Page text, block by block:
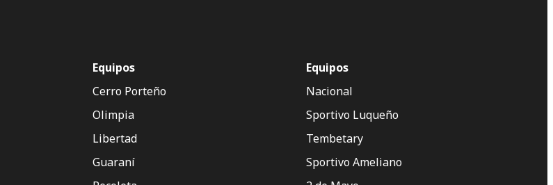
Equipos
Cerro Porteño
Olimpia
Libertad
Guaraní
Equipos
Nacional
Sportivo Luqueño
Tembetary
Sportivo Ameliano